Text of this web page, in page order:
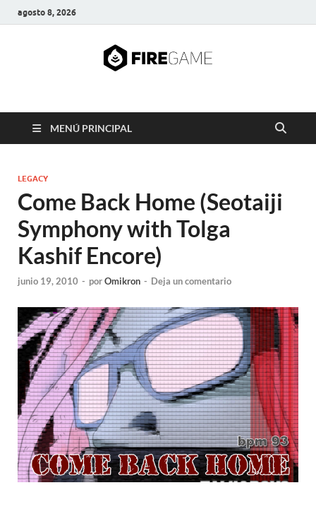
agosto 8, 2026
FIRE GAME
MENÚ PRINCIPAL
LEGACY
Come Back Home (Seotaiji
Symphony with Tolga
Kashif Encore)
junio 19, 2010 - porOmikron - Deja un comentario